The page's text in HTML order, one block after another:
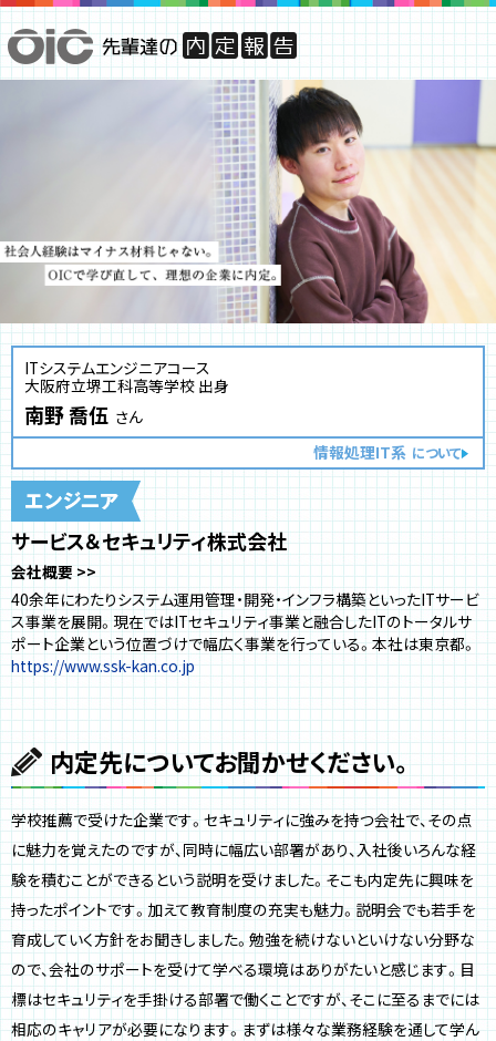
ITシステムエンジニアコース
大阪府立堺工科高等学校 出身
南野 喬伍 さん
情報処理IT系 について
サービス＆セキュリティ株式会社
会社概要
40余年にわたりシステム運用管理・開発・インフラ構築といったITサービ
ス事業を展開。現在ではITセキュリティ事業と融合したITのトータルサ
ポート企業という位置づけで幅広く事業を行っている。本社は東京都。
https://www.ssk-kan.co.jp
内定先についてお聞かせください。
学校推薦で受けた企業です。セキュリティに強みを持つ会社で、その点
に魅力を覚えたのですが、同時に幅広い部署があり、入社後いろんな経
験を積むことができるという説明を受けました。そこも内定先に興味を
持ったポイントです。加えて教育制度の充実も魅力。説明会でも若手を
育成していく方針をお聞きしました。勉強を続けないといけない分野な
ので、会社のサポートを受けて学べる環境はありがたいと感じます。目
標はセキュリティを手掛ける部署で働くことですが、そこに至るまでには
相応のキャリアが必要になります。まずは様々な業務経験を通して学ん